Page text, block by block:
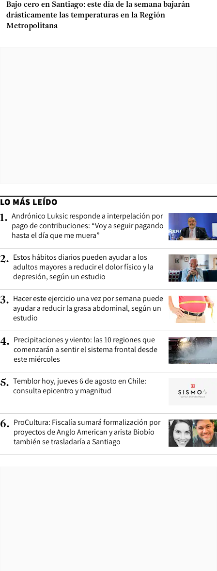
Bajo cero en Santiago: este día de la semana bajarán
drásticamente las temperaturas en la Región
Metropolitana
LO MÁS LEÍDO
1. Andrónico Luksic responde a interpelación por
pago de contribuciones: “Voy a seguir pagando
hasta el día que me muera”
2. Estos hábitos diarios pueden ayudar a los
adultos mayores a reducir el dolor físico y la
depresión, según un estudio
3. Hacer este ejercicio una vez por semana puede
ayudar a reducir la grasa abdominal, según un
estudio
4. Precipitaciones y viento: las 10 regiones que
comenzarán a sentir el sistema frontal desde
este miércoles
5. Temblor hoy, jueves 6 de agosto en Chile:
consulta epicentro y magnitud
6. ProCultura: Fiscalía sumará formalización por
proyectos de Anglo American y arista Biobío
también se trasladaría a Santiago